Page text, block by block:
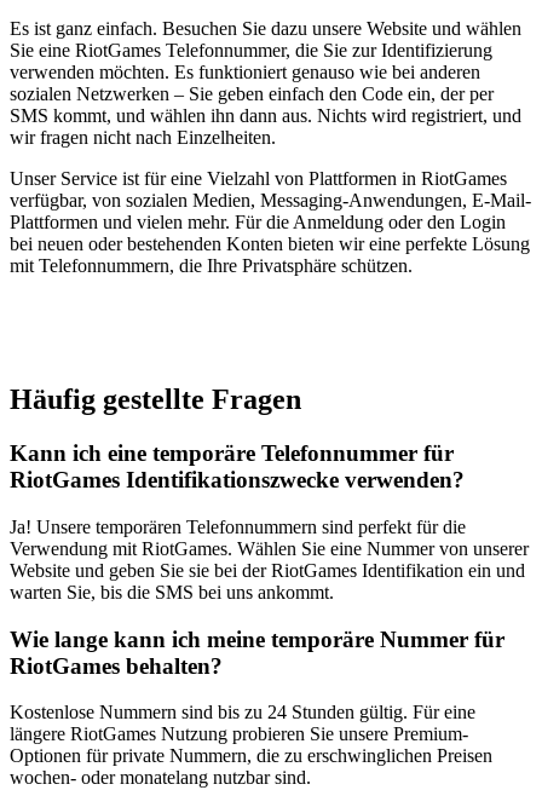
Es ist ganz einfach. Besuchen Sie dazu unsere Website und wählen
Sie eine RiotGames Telefonnummer, die Sie zur Identifizierung
verwenden möchten. Es funktioniert genauso wie bei anderen
sozialen Netzwerken – Sie geben einfach den Code ein, der per
SMS kommt, und wählen ihn dann aus. Nichts wird registriert, und
wir fragen nicht nach Einzelheiten.
Unser Service ist für eine Vielzahl von Plattformen in RiotGames
verfügbar, von sozialen Medien, Messaging-Anwendungen, E-Mail-
Plattformen und vielen mehr. Für die Anmeldung oder den Login
bei neuen oder bestehenden Konten bieten wir eine perfekte Lösung
mit Telefonnummern, die Ihre Privatsphäre schützen.
Häufig gestellte Fragen
Kann ich eine temporäre Telefonnummer für
RiotGames Identifikationszwecke verwenden?
Ja! Unsere temporären Telefonnummern sind perfekt für die
Verwendung mit RiotGames. Wählen Sie eine Nummer von unserer
Website und geben Sie sie bei der RiotGames Identifikation ein und
warten Sie, bis die SMS bei uns ankommt.
Wie lange kann ich meine temporäre Nummer für
RiotGames behalten?
Kostenlose Nummern sind bis zu 24 Stunden gültig. Für eine
längere RiotGames Nutzung probieren Sie unsere Premium-
Optionen für private Nummern, die zu erschwinglichen Preisen
wochen- oder monatelang nutzbar sind.